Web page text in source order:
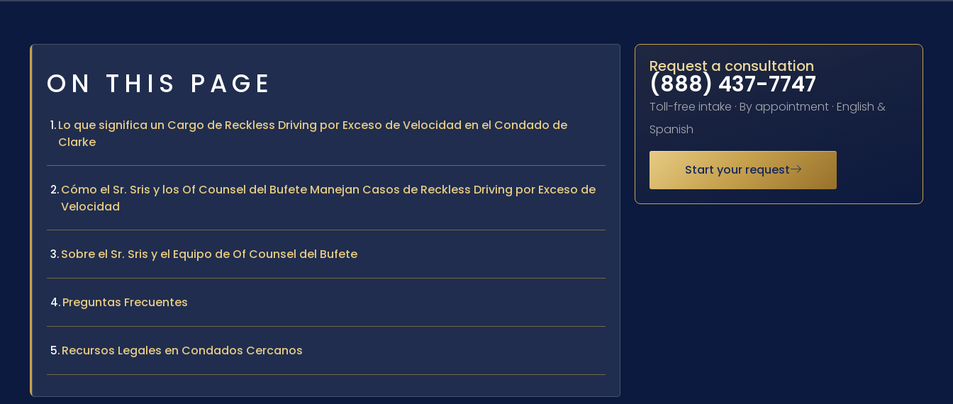
ON THIS PAGE
Lo que significa un Cargo de Reckless Driving por Exceso de Velocidad en el Condado de
Clarke
Cómo el Sr. Sris y los Of Counsel del Bufete Manejan Casos de Reckless Driving por Exceso de
Velocidad
Sobre el Sr. Sris y el Equipo de Of Counsel del Bufete
Preguntas Frecuentes
Recursos Legales en Condados Cercanos
Request a consultation
(888) 437-7747
Toll-free intake · By appointment · English &
Spanish
Start your request